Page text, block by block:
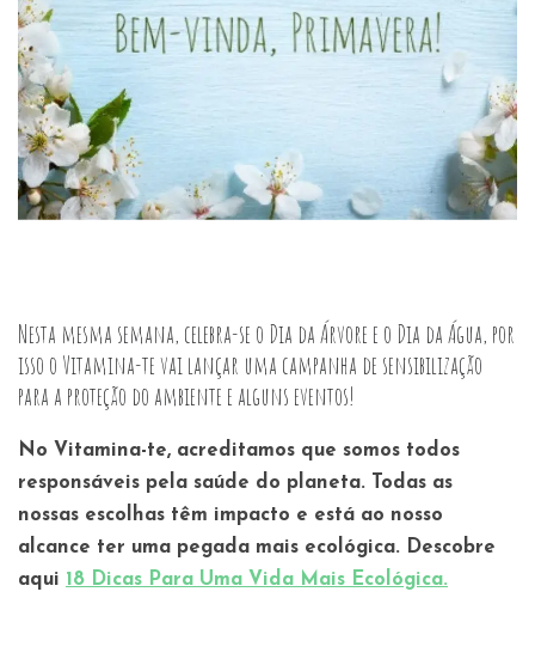
Nesta mesma semana, celebra-se o Dia da Árvore e o Dia da Água, por
isso o Vitamina-te vai lançar uma campanha de sensibilização
para a proteção do ambiente e alguns eventos!
No Vitamina-te, acreditamos que somos todos
responsáveis pela saúde do planeta. Todas as
nossas escolhas têm impacto e está ao nosso
alcance ter uma pegada mais ecológica. Descobre
aqui 18 Dicas Para Uma Vida Mais Ecológica.